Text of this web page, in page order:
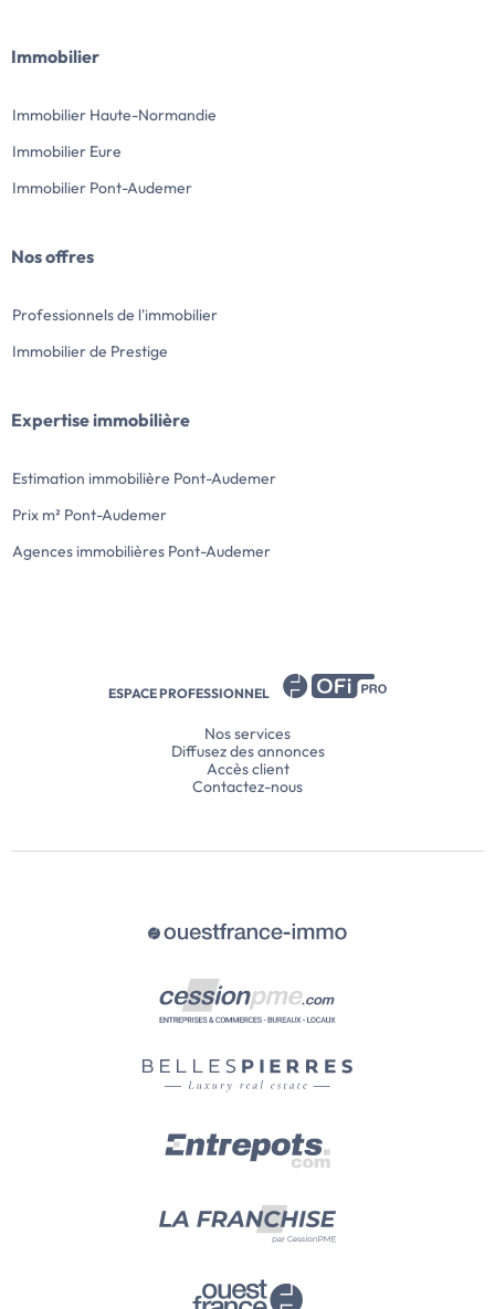
Immobilier
Immobilier Haute-Normandie
Immobilier Eure
Immobilier Pont-Audemer
Nos offres
Professionnels de l'immobilier
Immobilier de Prestige
Expertise immobilière
Estimation immobilière Pont-Audemer
Prix m² Pont-Audemer
Agences immobilières Pont-Audemer
ESPACE PROFESSIONNEL
Nos services
Diffusez des annonces
Accès client
Contactez-nous